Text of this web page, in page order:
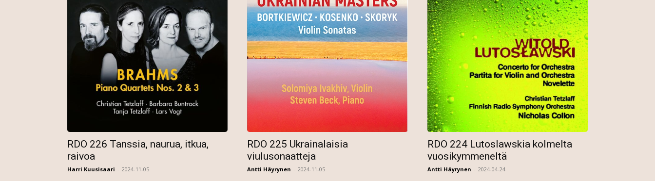
RDO 226 Tanssia, naurua, itkua,
raivoa
Harri Kuusisaari - 2024-11-05
RDO 225 Ukrainalaisia
viulusonaatteja
Antti Häyrynen - 2024-11-05
RDO 224 Lutoslawskia kolmelta
vuosikymmeneltä
Antti Häyrynen - 2024-04-24